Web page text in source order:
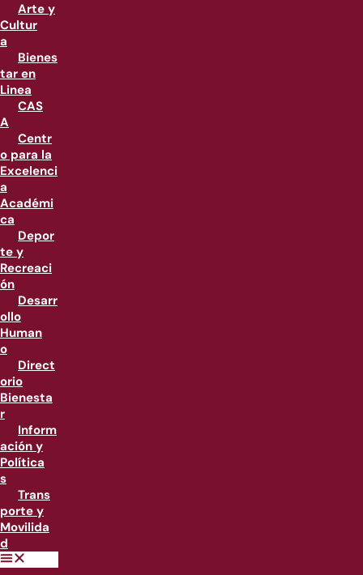
Arte y
Cultur
a
Bienes
tar en
Linea
CAS
A
Centr
o para la
Excelenci
a
Académi
ca
Depor
te y
Recreaci
ón
Desarr
ollo
Human
o
Direct
orio
Bienesta
r
Inform
ación y
Política
s
Trans
porte y
Movilida
d